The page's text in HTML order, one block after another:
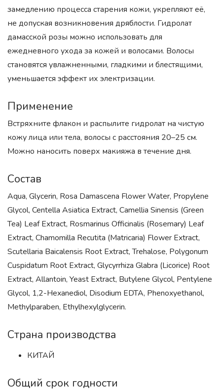
замедлению процесса старения кожи, укрепляют её,
не допуская возникновения дряблости. Гидролат
дамасской розы можно использовать для
ежедневного ухода за кожей и волосами. Волосы
становятся увлажненными, гладкими и блестящими,
уменьшается эффект их электризации.
Применение
Встряхните флакон и распылите гидролат на чистую
кожу лица или тела, волосы с расстояния 20–25 см.
Можно наносить поверх макияжа в течение дня.
Состав
Aqua, Glycerin, Rosa Damascena Flower Water, Propylene
Glycol, Centella Asiatica Extract, Camellia Sinensis (Green
Tea) Leaf Extract, Rosmarinus Officinalis (Rosemary) Leaf
Extract, Chamomilla Recutita (Matricaria) Flower Extract,
Scutellaria Baicalensis Root Extract, Trehalose, Polygonum
Cuspidatum Root Extract, Glycyrrhiza Glabra (Licorice) Root
Extract, Allantoin, Yeast Extract, Butylene Glycol, Pentylene
Glycol, 1,2-Hexanediol, Disodium EDTA, Phenoxyethanol,
Methylparaben, Ethylhexylglycerin.
Страна производства
КИТАЙ
Общий срок годности